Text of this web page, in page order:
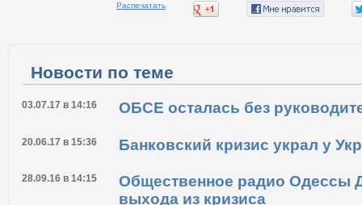
Распечатать
Новости по теме
03.07.17 в 14:16 ОБСЕ осталась без
20.06.17 в 15:36 Банковский кризис украл у
28.09.16 в 14:15
Общественное радио Одессы
выхода из кризиса